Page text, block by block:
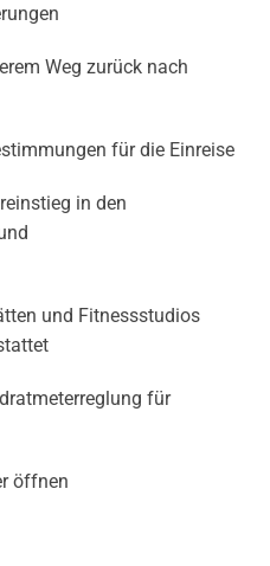
Weg zurück nach
für die Einreise
in den
und Fitnessstudios
für
öffnen